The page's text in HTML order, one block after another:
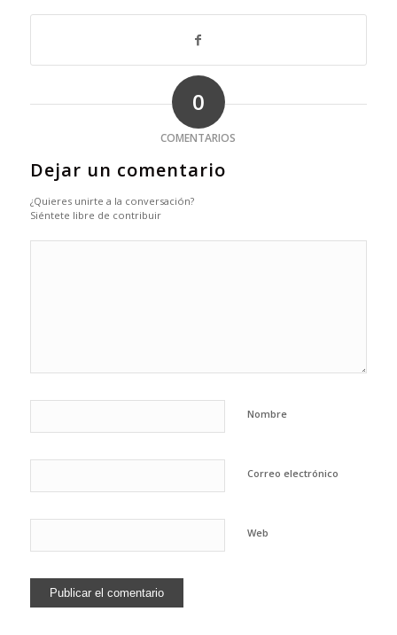
0
COMENTARIOS
Dejar un comentario
¿Quieres unirte a la conversación?
Siéntete libre de contribuir
Nombre
Correo electrónico
Web